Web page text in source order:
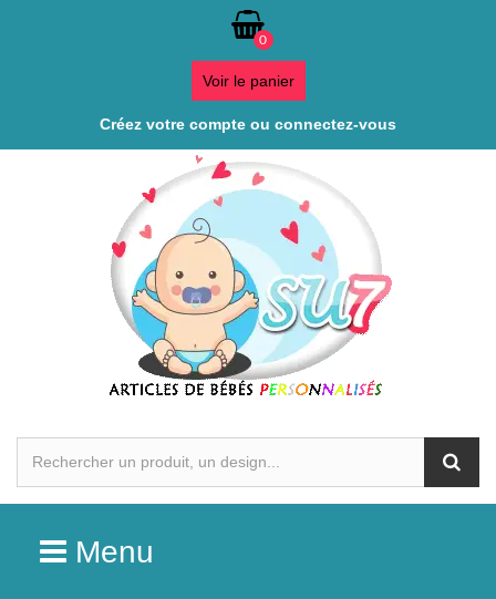
0
Voir le panier
Créez votre compte ou connectez-vous
Menu